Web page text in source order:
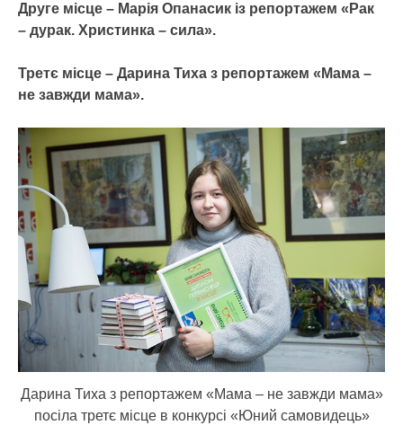
Друге місце – Марія Опанасик із репортажем «Рак
– дурак. Христинка – сила».
Третє місце – Дарина Тиха з репортажем «Мама –
не завжди мама».
Дарина Тиха з репортажем «Мама – не завжди мама»
посіла третє місце в конкурсі «Юний самовидець»